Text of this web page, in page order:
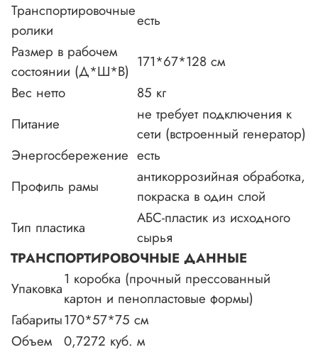
Транспортировочные
ролики
есть
Размер в рабочем
состоянии (Д*Ш*В)
171*67*128 см
Вес нетто
85 кг
Питание
не требует подключения к
сети (встроенный генератор)
Энергосбережение есть
Профиль рамы
антикоррозийная обработка,
покраска в один слой
Тип пластика
АБС-пластик из исходного
сырья
ТРАНСПОРТИРОВОЧНЫЕ ДАННЫЕ
Упаковка
1 коробка (прочный прессованный
картон и пеноплаcтовые формы)
Габариты170*57*75 см
Объем
0,7272 куб. м